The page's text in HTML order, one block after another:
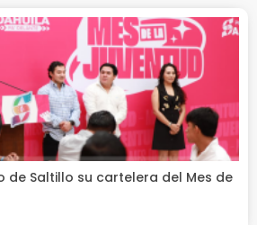
de Saltillo su cartelera del Mes de